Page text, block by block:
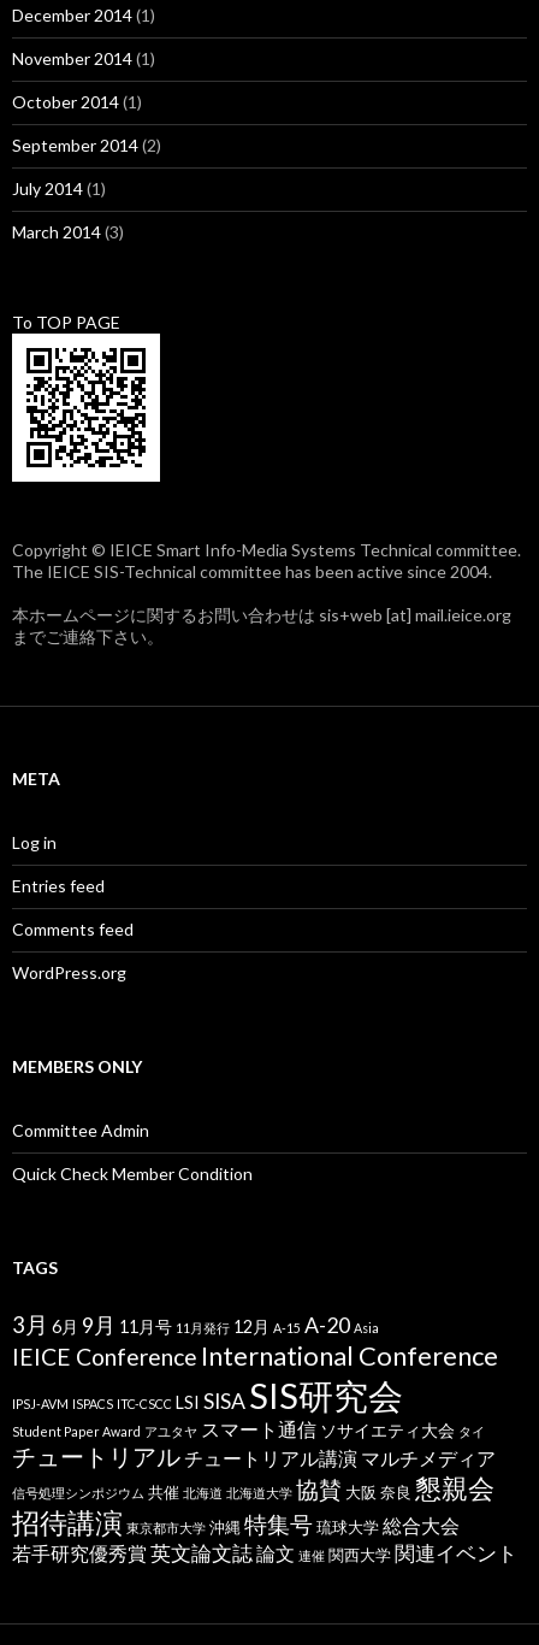
December 2014(1)
November 2014(1)
October 2014(1)
September 2014(2)
July 2014(1)
March 2014(3)
To TOP PAGE
Copyright © IEICE Smart Info-Media Systems Technical committee.
The IEICE SIS-Technical committee has been active since 2004.
本ホームページに関するお問い合わせは sis+web [at] mail.ieice.org
までご連絡下さい。
META
Log in
Entries feed
Comments feed
WordPress.org
MEMBERS ONLY
Committee Admin
Quick Check Member Condition
TAGS
3月 6月 9月 11月号 11月発行 12月 A-15 A-20 Asia
IEICE Conference International Conference
IPSJ-AVM ISPACS ITC-CSCC LSI SISASIS研究会
Student Paper Award アユタヤ スマート通信 ソサイエティ大会 タイ
チュートリアルチュートリアル講演 マルチメディア
信号処理シンポジウム 共催 北海道 北海道大学 協賛 大阪 奈良 懇親会
招待講演 東京都市大学 沖縄 特集号琉球大学総合大会
若手研究優秀賞 英文論文誌論文 連催 関西大学関連イベント